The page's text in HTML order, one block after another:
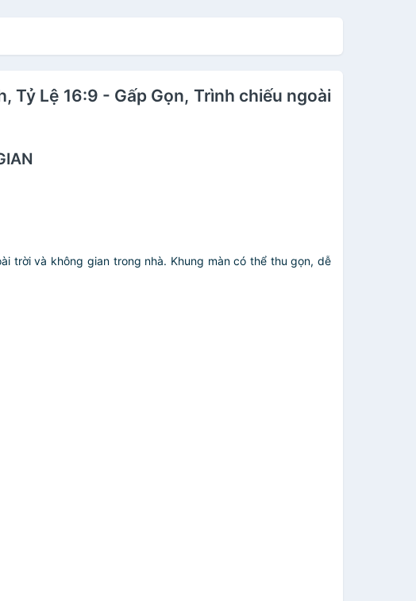
Tỷ Lệ 16:9 - Gấp Gọn, Trình chiếu ngoài
trời và không gian trong nhà. Khung màn có thể thu gọn, dễ